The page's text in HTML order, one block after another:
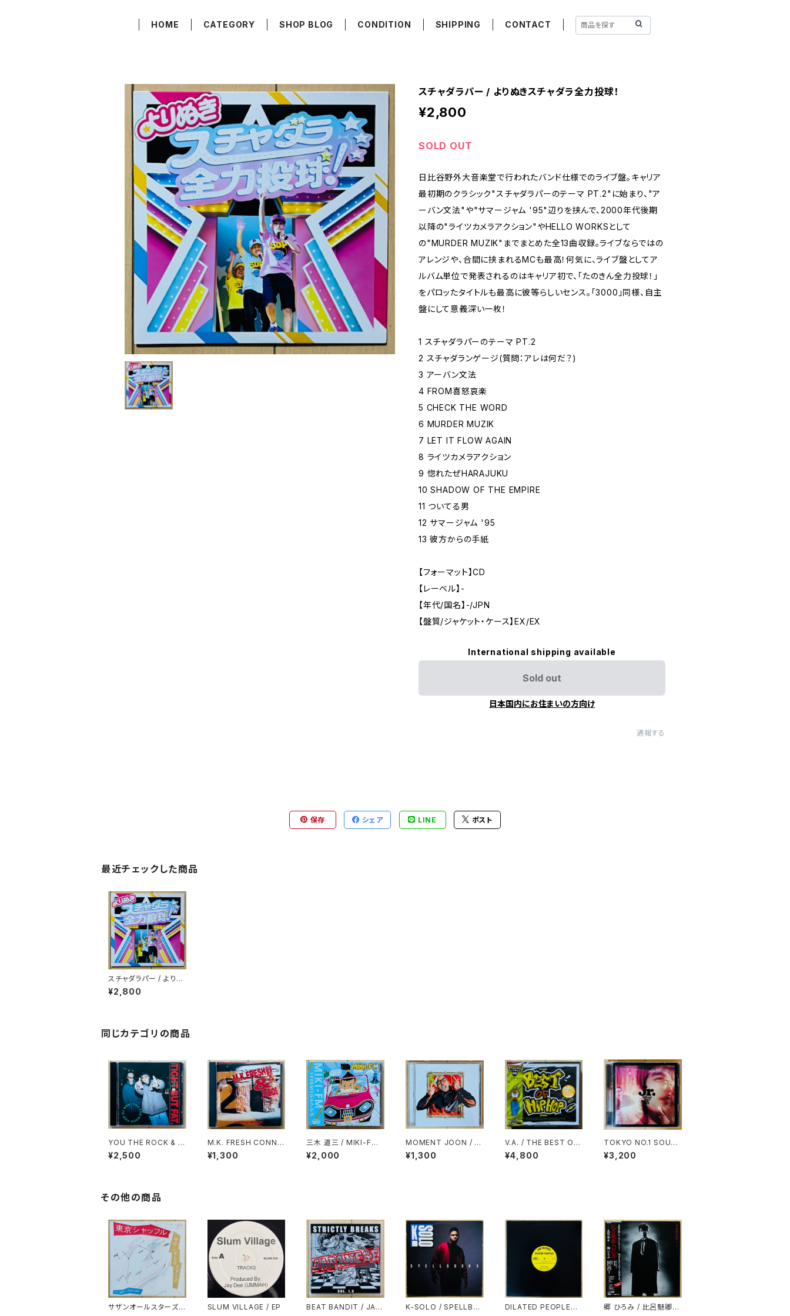
HOME CATEGORY SHOP BLOG CONDITION SHIPPING CONTACT
スチャダラパー / よりぬきスチャダラ全力投球！
¥2,800
SOLD OUT
日比谷野外大音楽堂で行われたバンド仕様でのライブ盤。キャリア
最初期のクラシック"スチャダラパーのテーマ PT.2"に始まり、"ア
ーバン文法"や"サマージャム '95"辺りを挟んで、2000年代後期
以降の"ライツカメラアクション"やHELLO WORKSとして
の"MURDER MUZIK"までまとめた全13曲収録。ライブならではの
アレンジや、合間に挟まれるMCも最高！何気に、ライブ盤としてア
ルバム単位で発表されるのはキャリア初で、「たのきん全力投球！」
をパロッたタイトルも最高に彼等らしいセンス。「3000」同様、自主
盤にして意義深い一枚！
1 スチャダラパーのテーマ PT.2
2 スチャダランゲージ(質問：アレは何だ？)
3 アーバン文法
4 FROM喜怒哀楽
5 CHECK THE WORD
6 MURDER MUZIK
7 LET IT FLOW AGAIN
8 ライツカメラアクション
9 惚れたぜHARAJUKU
10 SHADOW OF THE EMPIRE
11 ついてる男
12 サマージャム '95
13 彼方からの手紙
【フォーマット】CD
【レーベル】-
【年代/国名】-/JPN
【盤質/ジャケット・ケース】EX/EX
International shipping available
Sold out
日本国内にお住まいの方向け
通報する
保存 シェア LINE ポスト
最近チェックした商品
スチャダラパー / よりぬ
きスチャダラ全力投球！
¥2,800
同じカテゴリの商品
YOU THE ROCK & D
J BEN / TIGHT BUT
FAT
¥2,500
M.K. FRESH CONNE
CTION & FRIENDS /
TOKYO CLUB FUNK
¥1,300
三木 道三 / MIKI-FM 1
998MEGAヘルス
¥2,000
MOMENT JOON / P
ASSPORT & GARCO
N DX
¥1,300
V.A. / THE BEST OF
HIPHOP 1995(2CD)
¥4,800
TOKYO NO.1 SOUL
SET / JR.(2CD)
¥3,200
その他の商品
サザンオールスターズ /
SLUM VILLAGE / EP
BEAT BANDIT / JAP
K-SOLO / SPELLBO
DILATED PEOPLES /
郷 ひろみ / 比呂魅卿の